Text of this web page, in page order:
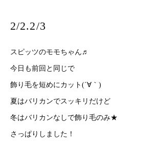
2/2.2/3
スピッツのモモちゃん♬
今日も前回と同じで
飾り毛を短めにカット(´∀｀)
夏はバリカンでスッキリだけど
冬はバリカンなしで飾り毛のみ★
さっぱりしました！